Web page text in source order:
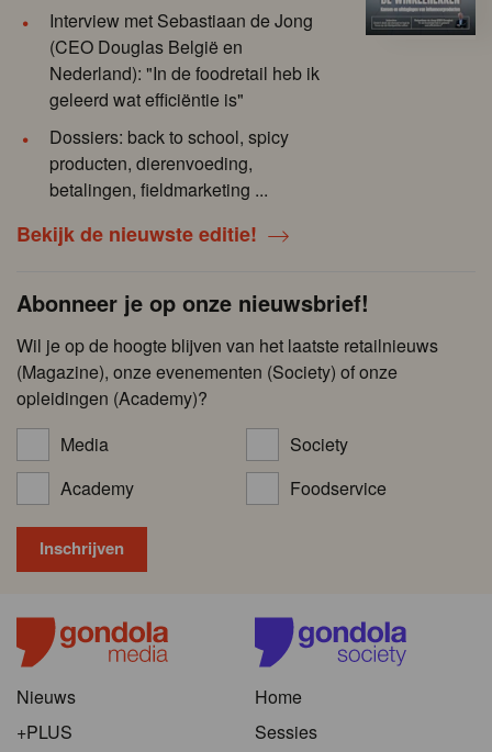
Interview met Sebastiaan de Jong
(CEO Douglas België en
Nederland): "In de foodretail heb ik
geleerd wat efficiëntie is"
Dossiers: back to school, spicy
producten, dierenvoeding,
betalingen, fieldmarketing ...
Bekijk de nieuwste editie!
Abonneer je op onze nieuwsbrief!
Wil je op de hoogte blijven van het laatste retailnieuws
(Magazine), onze evenementen (Society) of onze
opleidingen (Academy)?
Media
Society
Academy
Foodservice
Nieuws
+PLUS
Home
Sessies